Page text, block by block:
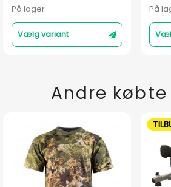
På lager
Vælg variant
På
Andre